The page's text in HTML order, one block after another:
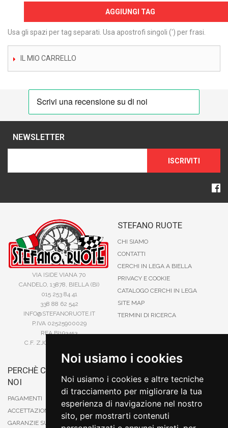
Noi usiamo i cookies
Noi usiamo i cookies e altre tecniche
di tracciamento per migliorare la tua
esperienza di navigazione nel nostro
sito, per mostrarti contenuti
AGGIUNGI TAG
Usa gli spazi per tag separati. Usa apostrofi singoli (') per frasi.
IL MIO CARRELLO
NEWSLETTER
ISCRIVITI
VIA ISIDE VIANA 70
CANDELO, 13878, BIELLA (BI)
015 253 84 41
338 88 62 542
INFO@STEFANORUOTE.IT
P.IVA 02525900029
REA BI193453
C.F. ZJOSFN73H14A859X
STEFANO RUOTE
CHI SIAMO
CONTATTI
CERCHI IN LEGA A BIELLA
PRIVACY E COOKIE
CATALOGO CERCHI IN LEGA
SITE MAP
TERMINI DI RICERCA
PERCHÈ COMPRARE DA
NOI
PAGAMENTI
ACCETTAZIONE DEGLI ORDINI
GARANZIE SUI PRODOTTI
CARTA DI CREDITO
PAYPAL
CONTRASSEGNO
POSTEPAY